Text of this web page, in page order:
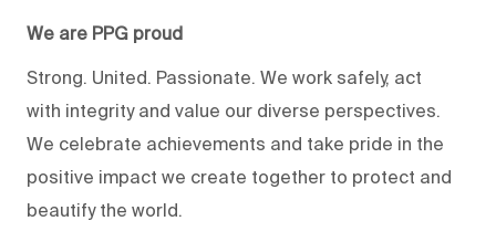
We are PPG proud
Strong. United. Passionate. We work safely, act
with integrity and value our diverse perspectives.
We celebrate achievements and take pride in the
positive impact we create together to protect and
beautify the world.